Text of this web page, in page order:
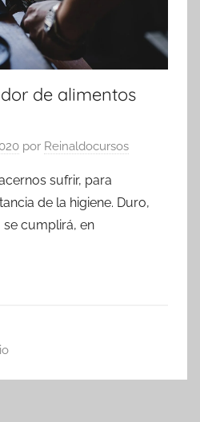
de alimentos
por Reinaldocursos
sufrir, para
de la higiene. Duro,
cumplirá, en